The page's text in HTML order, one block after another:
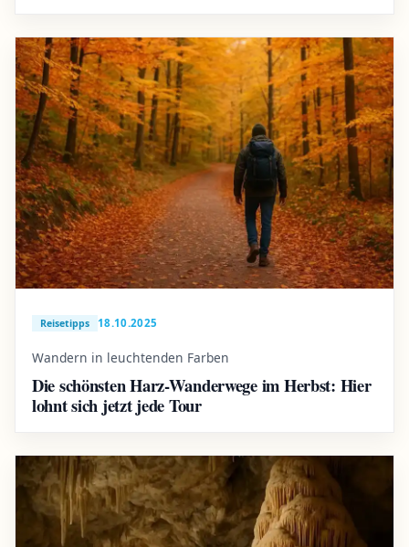
Reisetipps 18.10.2025
Wandern in leuchtenden Farben
Die schönsten Harz-Wanderwege im Herbst: Hier
lohnt sich jetzt jede Tour